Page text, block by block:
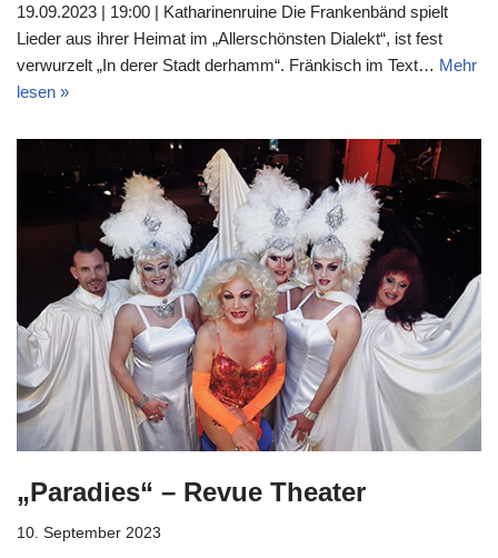
19.09.2023 | 19:00 | Katharinenruine Die Frankenbänd spielt
Lieder aus ihrer Heimat im „Allerschönsten Dialekt“, ist fest
verwurzelt „In derer Stadt derhamm“. Fränkisch im Text… Mehr
lesen »
„Paradies“ – Revue Theater
10. September 2023